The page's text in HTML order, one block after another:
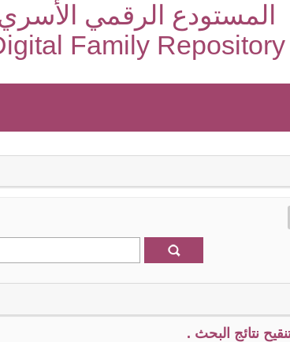
المستودع الرقمي
Family Repository
نتائج البحث .